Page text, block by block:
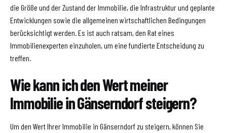
die Größe und der Zustand der Immobilie, die Infrastruktur und geplante
Entwicklungen sowie die allgemeinen wirtschaftlichen Bedingungen
berücksichtigt werden. Es ist auch ratsam, den Rat eines
Immobilienexperten einzuholen, um eine fundierte Entscheidung zu
treffen.
Wie kann ich den Wert meiner
Immobilie in Gänserndorf steigern?
Um den Wert Ihrer Immobilie in Gänserndorf zu steigern, können Sie